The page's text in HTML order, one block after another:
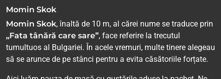
Momin Skok
Momin Skok, înaltă de 10 m, al cărei nume se traduce prin
„Fata tânără care sare”, face referire la trecutul
tumultuos al Bulgariei. În acele vremuri, multe tinere alegeau
să se arunce de pe stânci pentru a evita căsătoriile forțate.